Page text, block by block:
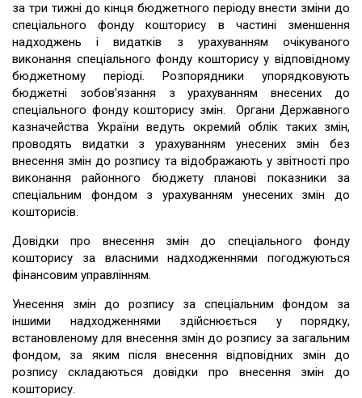
за три тижні до кінця бюджетного періоду внести зміни до
спеціального фонду кошторису в частині зменшення
надходжень і видатків з урахуванням очікуваного
виконання спеціального фонду кошторису у відповідному
бюджетному періоді. Розпорядники упорядковують
бюджетні зобов'язання з урахуванням внесених до
спеціального фонду кошторису змін. Органи Державного
казначейства України ведуть окремий облік таких змін,
проводять видатки з урахуванням унесених змін без
внесення змін до розпису та відображають у звітності про
виконання районного бюджету планові показники за
спеціальним фондом з урахуванням унесених змін до
кошторисів.
Довідки про внесення змін до спеціального фонду
кошторису за власними надходженнями погоджуються
фінансовим управлінням.
Унесення змін до розпису за спеціальним фондом за
іншими надходженнями здійснюється у порядку,
встановленому для внесення змін до розпису за загальним
фондом, за яким після внесення відповідних змін до
розпису складаються довідки про внесення змін до
кошторису.